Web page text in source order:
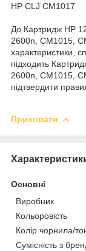
HP CLJ CM1017
До Картридж HP
2600n, CM1015,
характеристики,
підходить
2600n, CM1015,
підтвердити
Приховати
Основні
Виробник
Кольоровість
Колір чорнила/
Сумісність з